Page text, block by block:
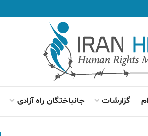
گزارشات جانباختگان راه آزادی